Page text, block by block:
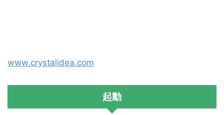
www.crystalidea.com
起動